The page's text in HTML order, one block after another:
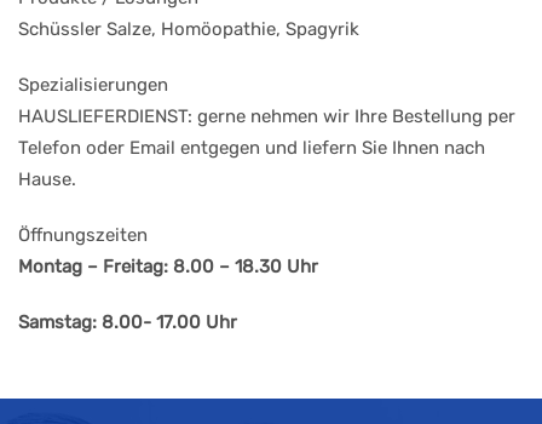
Schüssler Salze, Homöopathie, Spagyrik
Spezialisierungen
HAUSLIEFERDIENST: gerne nehmen wir Ihre Bestellung per
Telefon oder Email entgegen und liefern Sie Ihnen nach
Hause.
Öffnungszeiten
Montag – Freitag: 8.00 – 18.30 Uhr
Samstag: 8.00- 17.00 Uhr